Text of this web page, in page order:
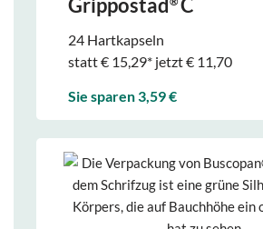
Grippostad C
24 Hartkapseln
statt € 15,29* jetzt € 11,70
Sie sparen 3,59 €